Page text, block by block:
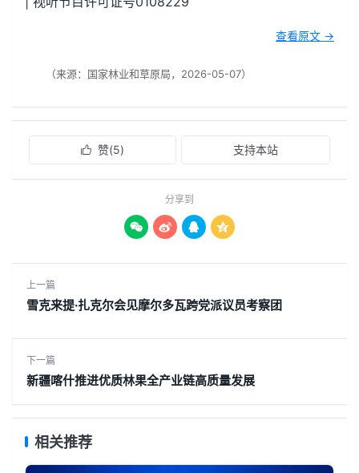
查看原文 →
（来源：国家林业和草原局，2026-05-07）
 赞(5) 支持本站
分享到
   
上一篇
雪克来提·扎克尔会见摩尔多瓦跨党派议员考察团
下一篇
新疆喀什推进优质林果全产业链高质量发展
相关推荐